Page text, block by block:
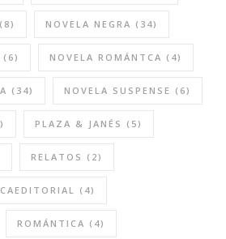
(8) NOVELA NEGRA (34)
(6) NOVELA ROMÁNTCA (4)
(34) NOVELA SUSPENSE (6)
PLAZA & JANÉS (5)
RELATOS (2)
(4)
ROMÁNTICA (4)